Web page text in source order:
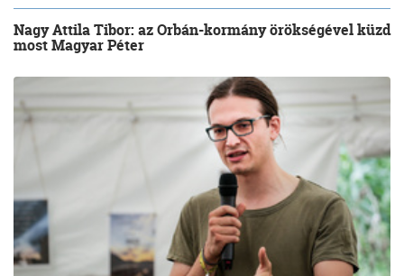
Nagy Attila Tibor: az Orbán-kormány örökségével küzd
most Magyar Péter